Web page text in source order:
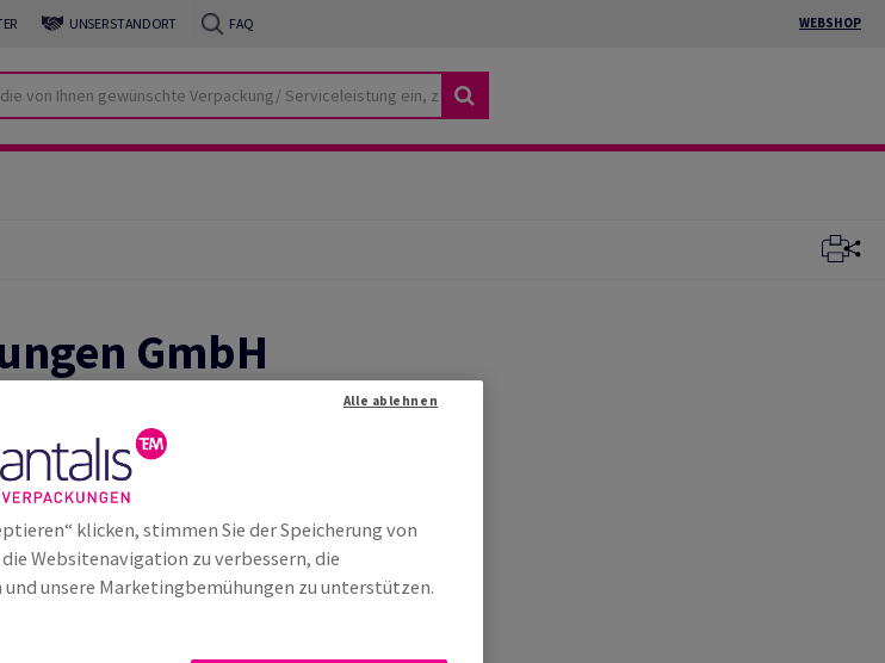
UNSER STANDORT FAQ WEBSHOP
GmbH
klicken, stimmen Sie der Speicherung von
Websitenavigation zu verbessern, die
unsere Marketingbemühungen zu unterstützen.
Alle ablehnen